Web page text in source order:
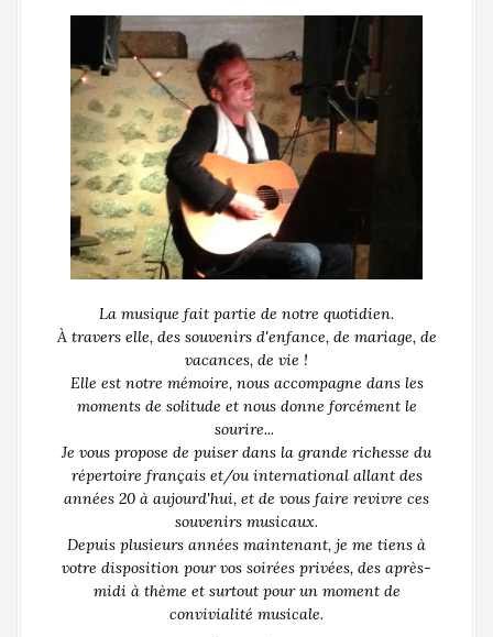
La musique fait partie de notre quotidien.
À travers elle, des souvenirs d'enfance, de mariage, de
vacances, de vie !
Elle est notre mémoire, nous accompagne dans les
moments de solitude et nous donne forcément le
sourire...
Je vous propose de puiser dans la grande richesse du
répertoire français et/ou international allant des
années 20 à aujourd'hui, et de vous faire revivre ces
souvenirs musicaux.
Depuis plusieurs années maintenant, je me tiens à
votre disposition pour vos soirées privées, des après-
midi à thème et surtout pour un moment de
convivialité musicale.